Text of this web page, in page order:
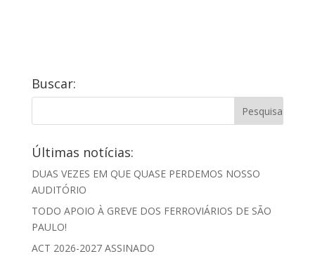
Buscar:
Últimas notícias:
DUAS VEZES EM QUE QUASE PERDEMOS NOSSO
AUDITÓRIO
TODO APOIO À GREVE DOS FERROVIÁRIOS DE SÃO
PAULO!
ACT 2026-2027 ASSINADO